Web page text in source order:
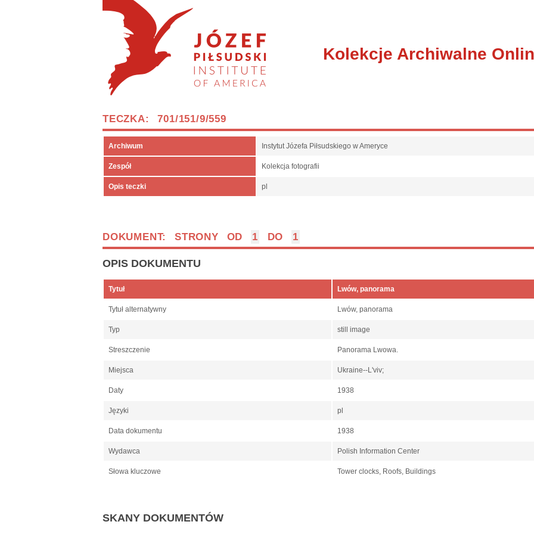
Kolekcje Archiwalne
TECZKA: 701/151/9/559
Archiwum Instytut Józefa Piłsudskiego w Ameryce
Zespół Kolekcja fotografii
Opis teczki pl
DOKUMENT: STRONY OD 1 DO 1
OPIS DOKUMENTU
Tytuł Lwów, panorama
Tytuł alternatywny Lwów, panorama
Typ still image
Streszczenie Panorama Lwowa.
Miejsca Ukraine--Lʹviv;
Daty 1938
Języki pl
Data dokumentu 1938
Wydawca Polish Information Center
Słowa kluczowe Tower clocks, Roofs, Buildings
SKANY DOKUMENTÓW